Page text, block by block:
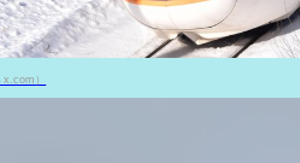
x.com）